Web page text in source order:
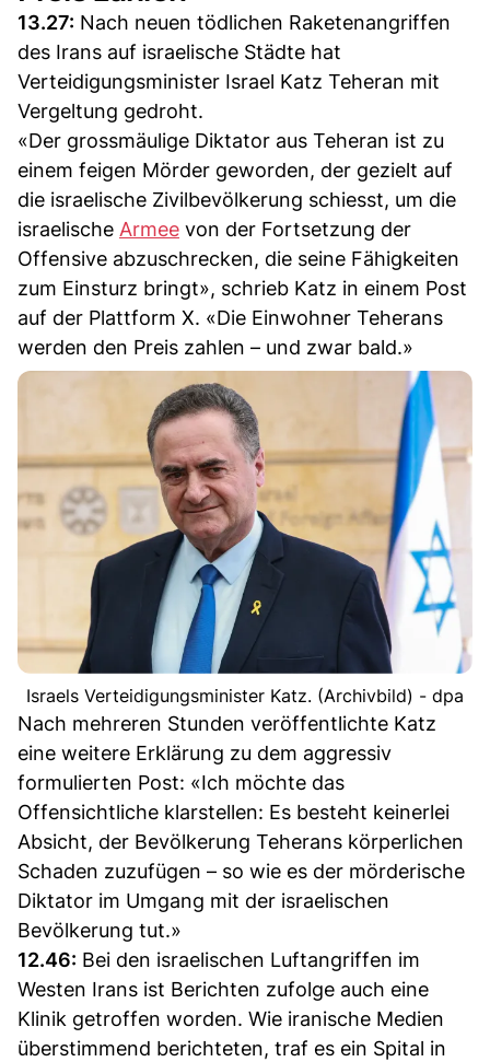
13.27: Nach neuen tödlichen Raketenangriffen
des Irans auf israelische Städte hat
Verteidigungsminister Israel Katz Teheran mit
Vergeltung gedroht.
«Der grossmäulige Diktator aus Teheran ist zu
einem feigen Mörder geworden, der gezielt auf
die israelische Zivilbevölkerung schiesst, um die
israelische Armee von der Fortsetzung der
Offensive abzuschrecken, die seine Fähigkeiten
zum Einsturz bringt», schrieb Katz in einem Post
auf der Plattform X. «Die Einwohner Teherans
werden den Preis zahlen – und zwar bald.»
Israels Verteidigungsminister Katz. (Archivbild) - dpa
Nach mehreren Stunden veröffentlichte Katz
eine weitere Erklärung zu dem aggressiv
formulierten Post: «Ich möchte das
Offensichtliche klarstellen: Es besteht keinerlei
Absicht, der Bevölkerung Teherans körperlichen
Schaden zuzufügen – so wie es der mörderische
Diktator im Umgang mit der israelischen
Bevölkerung tut.»
12.46: Bei den israelischen Luftangriffen im
Westen Irans ist Berichten zufolge auch eine
Klinik getroffen worden. Wie iranische Medien
überstimmend berichteten, traf es ein Spital in